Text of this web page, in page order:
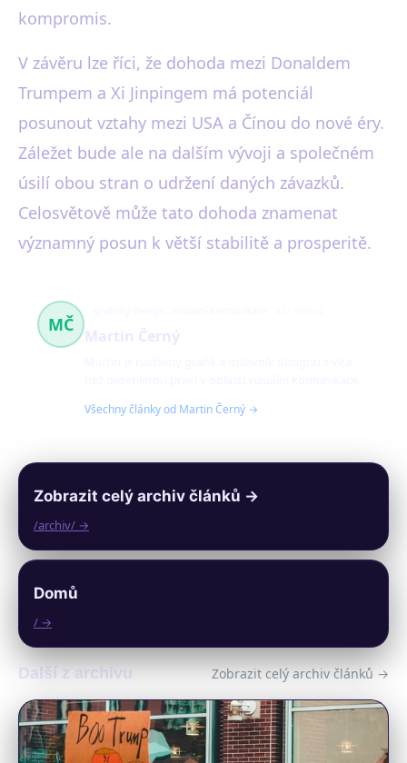
kompromis.
V závěru lze říci, že dohoda mezi Donaldem
Trumpem a Xi Jinpingem má potenciál
posunout vztahy mezi USA a Čínou do nové éry.
Záležet bude ale na dalším vývoji a společném
úsilí obou stran o udržení daných závazků.
Celosvětově může tato dohoda znamenat
významný posun k větší stabilitě a prosperitě.
MČ
Všechny články od Martin Černý →
Zobrazit celý archiv článků →
/archiv/ →
Domů
/ →
Další z archivu Zobrazit celý archiv článků →